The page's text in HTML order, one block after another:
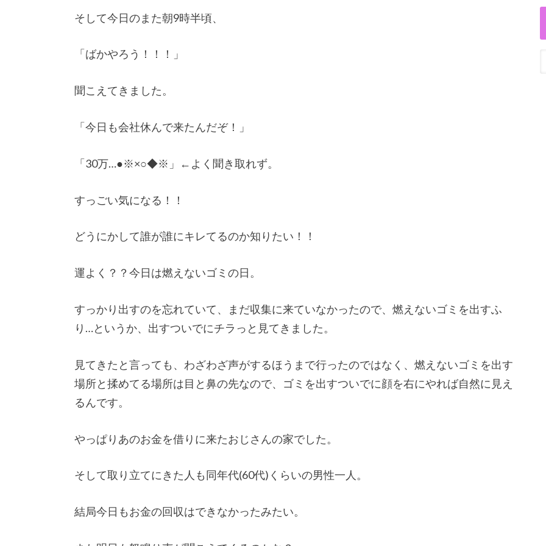
そして今日のまた朝9時半頃、
「ばかやろう！！！」
聞こえてきました。
「今日も会社休んで来たんだぞ！」
「30万…●※×○◆※」←よく聞き取れず。
すっごい気になる！！
どうにかして誰が誰にキレてるのか知りたい！！
運よく？？今日は燃えないゴミの日。
すっかり出すのを忘れていて、まだ収集に来ていなかったので、燃えないゴミを出すふ
り…というか、出すついでにチラっと見てきました。
見てきたと言っても、わざわざ声がするほうまで行ったのではなく、燃えないゴミを出す
場所と揉めてる場所は目と鼻の先なので、ゴミを出すついでに顔を右にやれば自然に見え
るんです。
やっぱりあのお金を借りに来たおじさんの家でした。
そして取り立てにきた人も同年代(60代)くらいの男性一人。
結局今日もお金の回収はできなかったみたい。